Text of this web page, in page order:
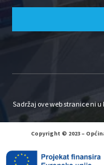
Sadržaj ove web stranice ni
Copyright © 2023 –